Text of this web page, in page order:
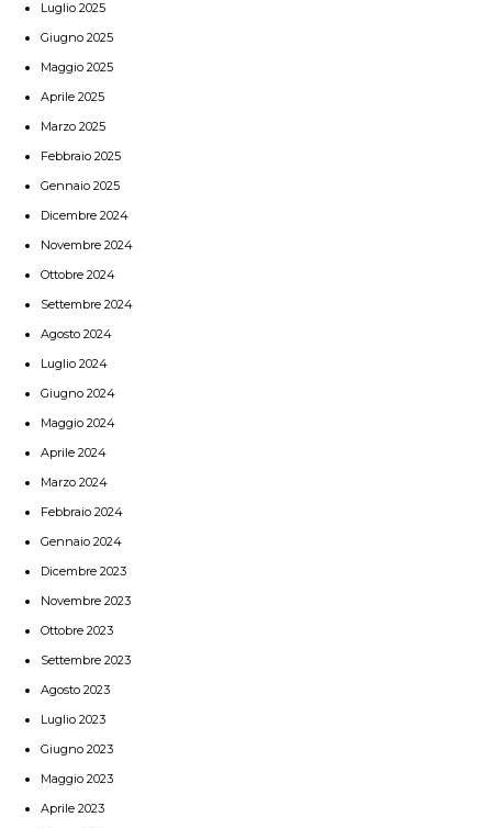
Luglio 2025
Giugno 2025
Maggio 2025
Aprile 2025
Marzo 2025
Febbraio 2025
Gennaio 2025
Dicembre 2024
Novembre 2024
Ottobre 2024
Settembre 2024
Agosto 2024
Luglio 2024
Giugno 2024
Maggio 2024
Aprile 2024
Marzo 2024
Febbraio 2024
Gennaio 2024
Dicembre 2023
Novembre 2023
Ottobre 2023
Settembre 2023
Agosto 2023
Luglio 2023
Giugno 2023
Maggio 2023
Aprile 2023